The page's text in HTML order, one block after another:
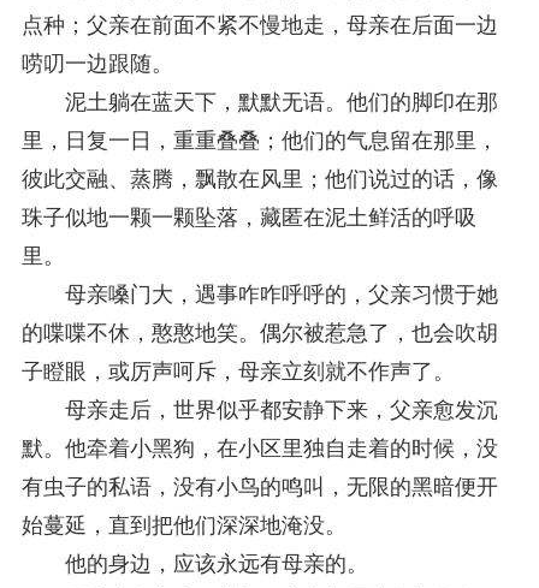
点种；父亲在前面不紧不慢地走，母亲在后面一边
唠叨一边跟随。
泥土躺在蓝天下，默默无语。他们的脚印在那
里，日复一日，重重叠叠；他们的气息留在那里，
彼此交融、蒸腾，飘散在风里；他们说过的话，像
珠子似地一颗一颗坠落，藏匿在泥土鲜活的呼吸
里。
母亲嗓门大，遇事咋咋呼呼的，父亲习惯于她
的喋喋不休，憨憨地笑。偶尔被惹急了，也会吹胡
子瞪眼，或厉声呵斥，母亲立刻就不作声了。
母亲走后，世界似乎都安静下来，父亲愈发沉
默。他牵着小黑狗，在小区里独自走着的时候，没
有虫子的私语，没有小鸟的鸣叫，无限的黑暗便开
始蔓延，直到把他们深深地淹没。
他的身边，应该永远有母亲的。